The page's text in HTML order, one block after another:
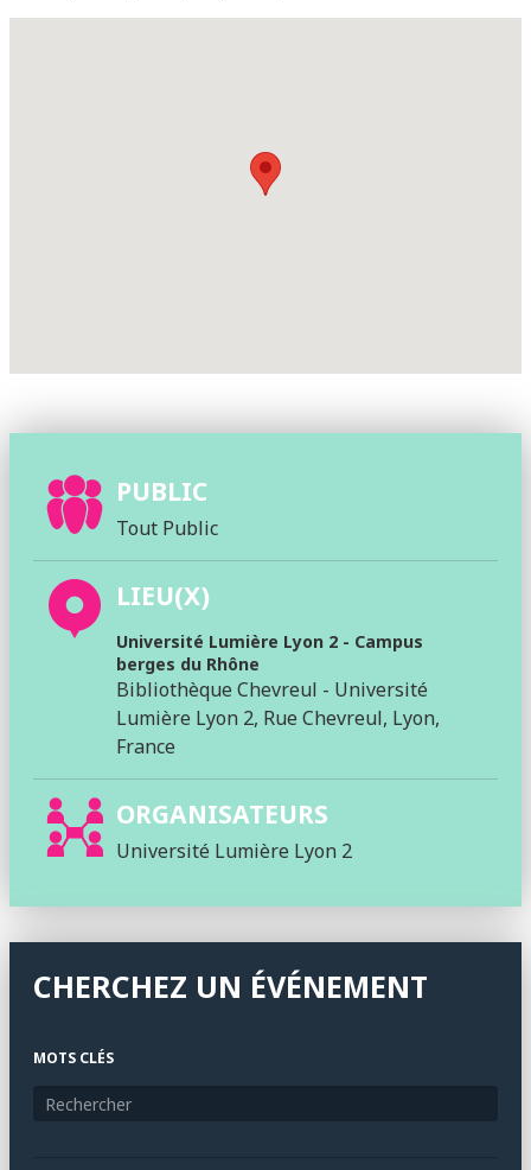
PUBLIC
Tout Public
LIEU(X)
Université Lumière Lyon 2 - Campus
berges du Rhône
Bibliothèque Chevreul - Université
Lumière Lyon 2, Rue Chevreul, Lyon,
France
ORGANISATEURS
Université Lumière Lyon 2
CHERCHEZ UN ÉVÉNEMENT
MOTS CLÉS